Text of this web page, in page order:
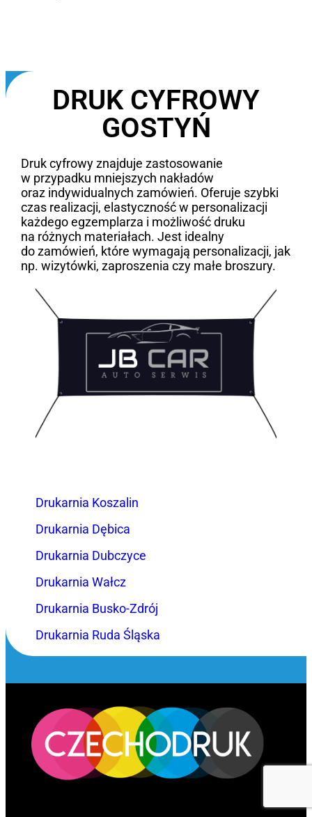
DRUK CYFROWY
GOSTYŃ
Druk cyfrowy znajduje zastosowanie
w przypadku mniejszych nakładów
oraz indywidualnych zamówień. Oferuje szybki
czas realizacji, elastyczność w personalizacji
każdego egzemplarza i możliwość druku
na różnych materiałach. Jest idealny
do zamówień, które wymagają personalizacji, jak
np. wizytówki, zaproszenia czy małe broszury.
Drukarnia Koszalin
Drukarnia Dębica
Drukarnia Dubczyce
Drukarnia Wałcz
Drukarnia Busko-Zdrój
Drukarnia Ruda Śląska